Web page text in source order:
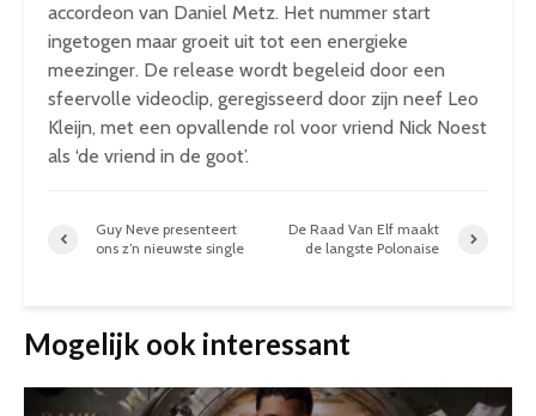
accordeon van Daniel Metz. Het nummer start
ingetogen maar groeit uit tot een energieke
meezinger. De release wordt begeleid door een
sfeervolle videoclip, geregisseerd door zijn neef Leo
Kleijn, met een opvallende rol voor vriend Nick Noest
als ‘de vriend in de goot’.
Guy Neve presenteert
ons z’n nieuwste single
De Raad Van Elf maakt
de langste Polonaise
Mogelijk ook interessant